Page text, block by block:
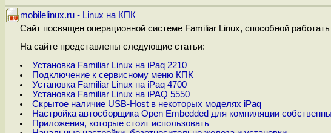
mobilelinux.ru - Linux на КПК
Сайт посвящен операционной системе Familiar Linux, способной
На сайте представлены следующие статьи:
Установка Familiar Linux на iPaq 2210
Подключение к сервисному меню КПК
Установка Familiar Linux на iPaq 4700
Установка Familiar Linux на iPAQ 5550
Скрытое наличие USB-Host в некоторых моделях iPaq
Настройка автосборщика Open Embedded для компиляции
Приложения, которые стоит использовать